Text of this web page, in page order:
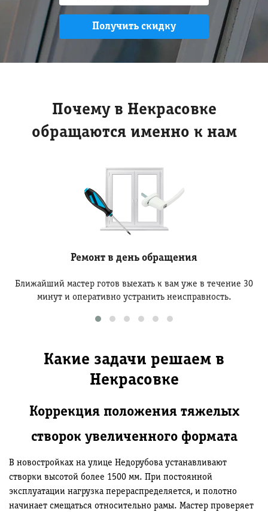
Почему в Некрасовке
обращаются именно к нам
Ремонт в день обращения
Ближайший мастер готов выехать к вам уже в течение 30
минут и оперативно устранить неисправность.
Какие задачи решаем в
Некрасовке
Коррекция положения тяжелых
створок увеличенного формата
В новостройках на улице Недорубова устанавливают
створки высотой более 1500 мм. При постоянной
эксплуатации нагрузка перераспределяется, и полотно
начинает смещаться относительно рамы. Мастер проверяет